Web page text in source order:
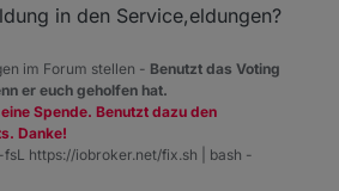
in den Service,eldungen?
im Forum stellen - Benutzt das Voting
er euch geholfen hat.
Spende. Benutzt dazu den
Danke!
https://iobroker.net/fix.sh | bash -